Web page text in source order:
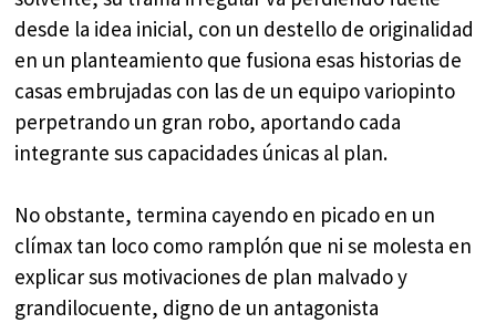
desde la idea inicial, con un destello de originalidad
en un planteamiento que fusiona esas historias de
casas embrujadas con las de un equipo variopinto
perpetrando un gran robo, aportando cada
integrante sus capacidades únicas al plan.
No obstante, termina cayendo en picado en un
clímax tan loco como ramplón que ni se molesta en
explicar sus motivaciones de plan malvado y
grandilocuente, digno de un antagonista